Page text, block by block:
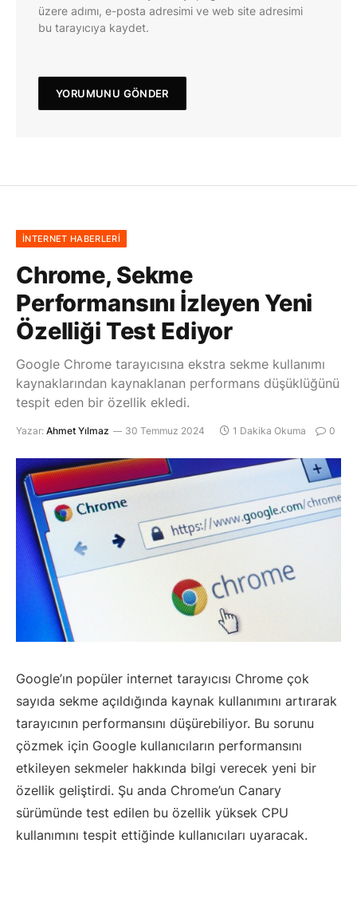
üzere adımı, e-posta adresimi ve web site adresimi
bu tarayıcıya kaydet.
İNTERNET HABERLERI
Chrome, Sekme
Performansını İzleyen Yeni
Özelliği Test Ediyor
Google Chrome tarayıcısına ekstra sekme kullanımı
kaynaklarından kaynaklanan performans düşüklüğünü
tespit eden bir özellik ekledi.
Yazar: Ahmet Yılmaz 30 Temmuz 2024 1 Dakika Okuma 0
Google’ın popüler internet tarayıcısı Chrome çok
sayıda sekme açıldığında kaynak kullanımını artırarak
tarayıcının performansını düşürebiliyor. Bu sorunu
çözmek için Google kullanıcıların performansını
etkileyen sekmeler hakkında bilgi verecek yeni bir
özellik geliştirdi. Şu anda Chrome’un Canary
sürümünde test edilen bu özellik yüksek CPU
kullanımını tespit ettiğinde kullanıcıları uyaracak.